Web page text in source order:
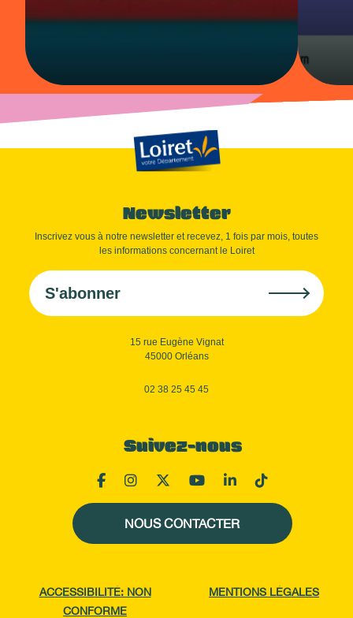
Newsletter
Inscrivez vous à notre newsletter et recevez, 1 fois par mois, toutes
les informations concernant le Loiret
S'abonner
15 rue Eugène Vignat
45000 Orléans
02 38 25 45 45
Suivez-nous
NOUS CONTACTER
ACCESSIBILITÉ: NON
CONFORME
MENTIONS LÉGALES